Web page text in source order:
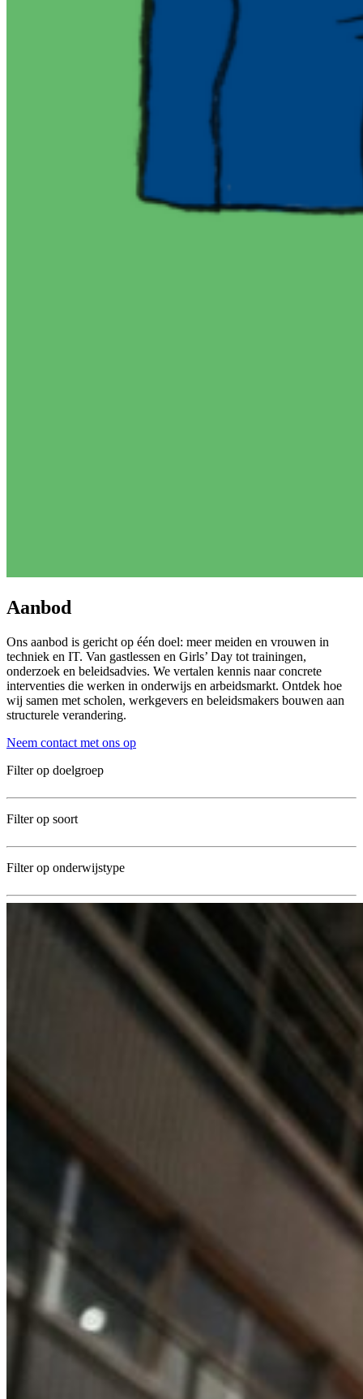
Aanbod
Ons aanbod is gericht op één doel: meer meiden en vrouwen in
techniek en IT. Van gastlessen en Girls’ Day tot trainingen,
onderzoek en beleidsadvies. We vertalen kennis naar concrete
interventies die werken in onderwijs en arbeidsmarkt. Ontdek hoe
wij samen met scholen, werkgevers en beleidsmakers bouwen aan
structurele verandering.
Neem contact met ons op
Filter op doelgroep
Filter op soort
Filter op onderwijstype